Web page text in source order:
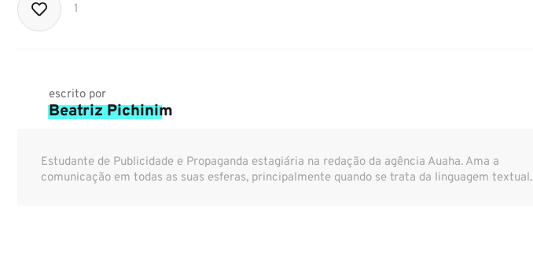
1
escrito por
Beatriz Pichinim
Estudante de Publicidade e Propaganda estagiária na redação da agência Auaha. Ama a
comunicação em todas as suas esferas, principalmente quando se trata da linguagem textual.